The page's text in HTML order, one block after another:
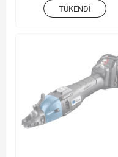
TÜKENDI